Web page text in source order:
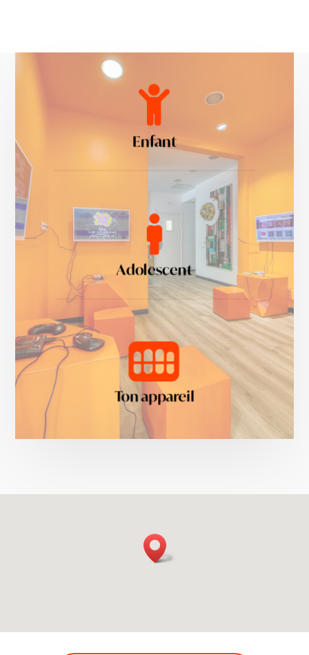

Enfant

Adolescent

Ton appareil